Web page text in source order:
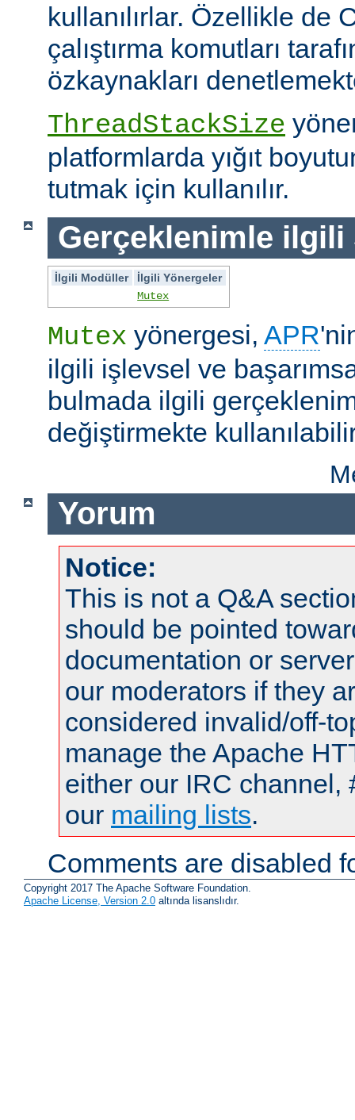
kullanılırlar. Özellikle de
çalıştırma komutları
özkaynakları
ThreadStackSize
platformlarda yığıt
tutmak için kullanılır.
Gerçeklenimle ilgili
İlgili Modüller
İlgili Yönergeler
Mutex
Mutex yönergesi, APR
ilgili işlevsel ve
bulmada ilgili
değiştirmekte
Yorum
Notice:
This is not a Q&A
should be pointed
documentation or
our moderators if they
considered invalid/off-
manage the Apache
either our IRC channel,
our mailing lists.
Comments are disabled
Copyright 2017 The Apache Software Foundation.
Apache License, Version 2.0 altında lisanslıdır.